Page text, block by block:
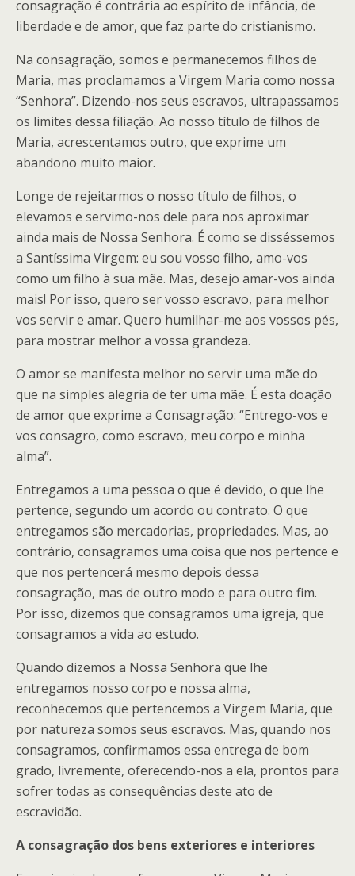
consagração é contrária ao espírito de infância, de
liberdade e de amor, que faz parte do cristianismo.
Na consagração, somos e permanecemos filhos de
Maria, mas proclamamos a Virgem Maria como nossa
“Senhora”. Dizendo-nos seus escravos, ultrapassamos
os limites dessa filiação. Ao nosso título de filhos de
Maria, acrescentamos outro, que exprime um
abandono muito maior.
Longe de rejeitarmos o nosso título de filhos, o
elevamos e servimo-nos dele para nos aproximar
ainda mais de Nossa Senhora. É como se disséssemos
a Santíssima Virgem: eu sou vosso filho, amo-vos
como um filho à sua mãe. Mas, desejo amar-vos ainda
mais! Por isso, quero ser vosso escravo, para melhor
vos servir e amar. Quero humilhar-me aos vossos pés,
para mostrar melhor a vossa grandeza.
O amor se manifesta melhor no servir uma mãe do
que na simples alegria de ter uma mãe. É esta doação
de amor que exprime a Consagração: “Entrego-vos e
vos consagro, como escravo, meu corpo e minha
alma”.
Entregamos a uma pessoa o que é devido, o que lhe
pertence, segundo um acordo ou contrato. O que
entregamos são mercadorias, propriedades. Mas, ao
contrário, consagramos uma coisa que nos pertence e
que nos pertencerá mesmo depois dessa
consagração, mas de outro modo e para outro fim.
Por isso, dizemos que consagramos uma igreja, que
consagramos a vida ao estudo.
Quando dizemos a Nossa Senhora que lhe
entregamos nosso corpo e nossa alma,
reconhecemos que pertencemos a Virgem Maria, que
por natureza somos seus escravos. Mas, quando nos
consagramos, confirmamos essa entrega de bom
grado, livremente, oferecendo-nos a ela, prontos para
sofrer todas as consequências deste ato de
escravidão.
A consagração dos bens exteriores e interiores